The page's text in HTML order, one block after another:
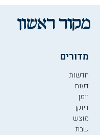
מדורים
חדשות
דעות
יומן
דיוקן
מוצש
שבת